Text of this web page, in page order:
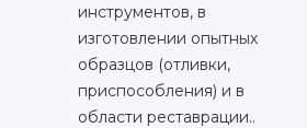
инструментов, в
изготовлении опытных
образцов (отливки,
приспособления) и в
области реставрации..